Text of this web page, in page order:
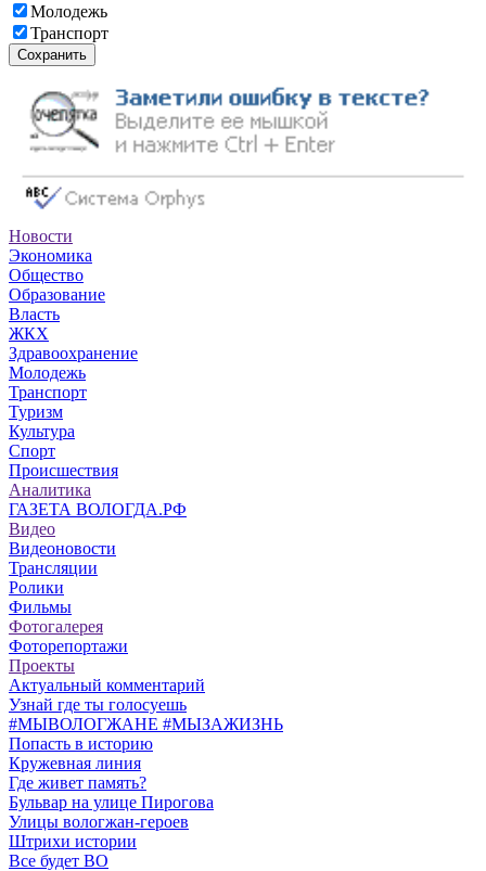
Молодежь
Транспорт
Сохранить
Новости
Экономика
Общество
Образование
Власть
ЖКХ
Здравоохранение
Молодежь
Транспорт
Туризм
Культура
Спорт
Происшествия
Аналитика
ГАЗЕТА ВОЛОГДА.РФ
Видео
Видеоновости
Трансляции
Ролики
Фильмы
Фотогалерея
Фоторепортажи
Проекты
Актуальный комментарий
Узнай где ты голосуешь
#МЫВОЛОГЖАНЕ #МЫЗАЖИЗНЬ
Попасть в историю
Кружевная линия
Где живет память?
Бульвар на улице Пирогова
Улицы вологжан-героев
Штрихи истории
Все будет ВО